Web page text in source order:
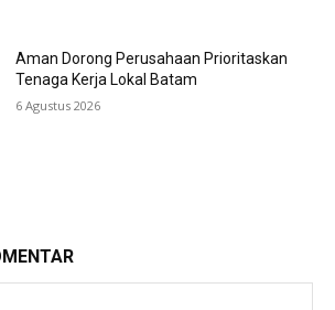
Aman Dorong Perusahaan Prioritaskan
Tenaga Kerja Lokal Batam
6 Agustus 2026